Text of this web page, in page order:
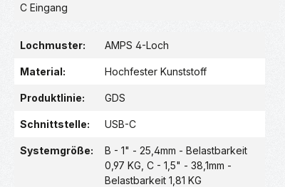
C Eingang
Lochmuster: AMPS 4-Loch
Material: Hochfester Kunststoff
Produktlinie: GDS
Schnittstelle: USB-C
Systemgröße:
B - 1" - 25,4mm - Belastbarkeit
0,97 KG , C - 1,5" - 38,1mm -
Belastbarkeit 1,81 KG